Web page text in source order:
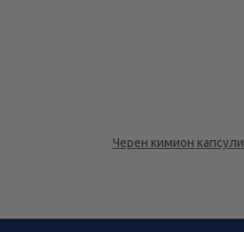
Черен кимион капсули